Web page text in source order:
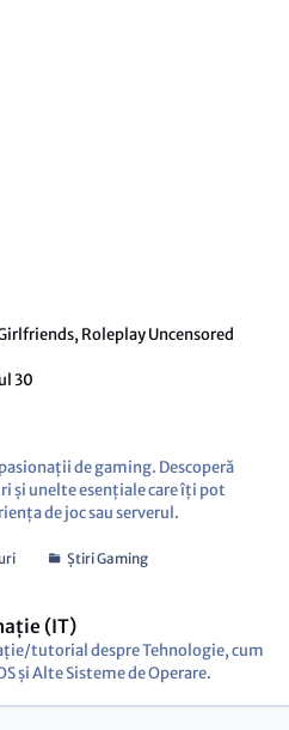
Roleplay Uncensored
30
de gaming. Descoperă
și unelte esențiale care îți pot
de joc sau serverul.
Știri Gaming
(IT)
tutorial despre Tehnologie, cum
și Alte Sisteme de Operare.